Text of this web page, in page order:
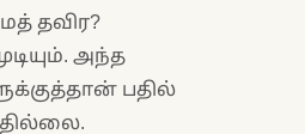
தவிர?
அந்த
பதில்